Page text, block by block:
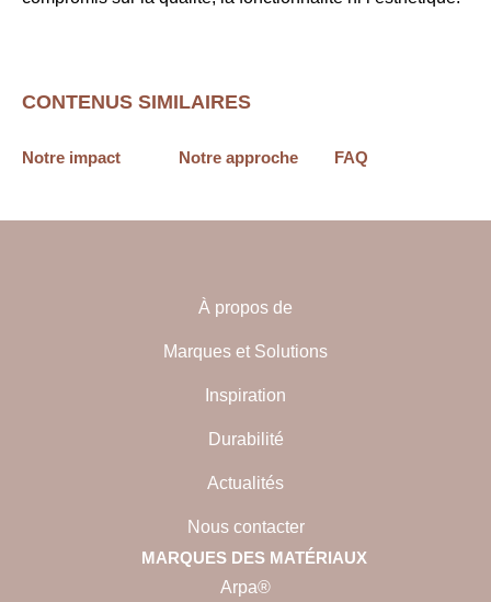
CONTENUS SIMILAIRES
Notre impact Notre approche FAQ
À propos de
Marques et Solutions
Inspiration
Durabilité
Actualités
Nous contacter
MARQUES DES MATÉRIAUX
Arpa®